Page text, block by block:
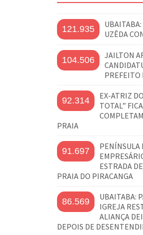
121.935
UZÊDA
104.506
JAILTON
PREFEITO
92.314
EX-ATRIZ
TOTAL” FICA
PRAIA
91.697
PENÍNSULA
ESTRADA
PRAIA DO PIRACANGA
86.569
UBAITABA:
IGREJA
ALIANÇA
DEPOIS DE